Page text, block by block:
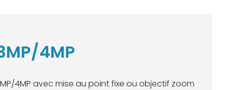
4MP
4MP avec mise au point fixe ou objectif zoom